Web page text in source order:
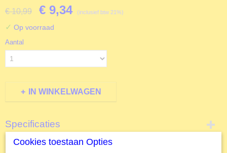
€ 10,99 € 9,34 (inclusief btw 21%)
✓ Op voorraad
Aantal
IN WINKELWAGEN
Specificaties
Productcode
Omschrijving
Cookies toestaan Opties